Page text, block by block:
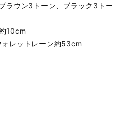
ラウン3トーン、ブラック3トー
10cm
レットレーン約53cm